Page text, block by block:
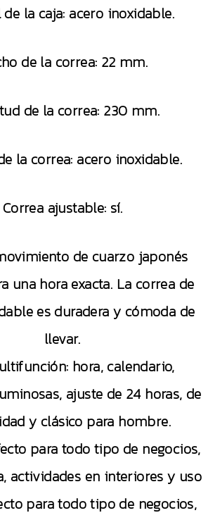
la caja: acero inoxidable.
de la correa: 22 mm.
de la correa: 230 mm.
la correa: acero inoxidable.
Correa ajustable: sí.
de cuarzo japonés
una hora exacta. La correa de
es duradera y cómoda de
llevar.
hora, calendario,
ajuste de 24 horas, de
y clásico para hombre.
para todo tipo de negocios,
actividades en interiores y uso
para todo tipo de negocios,